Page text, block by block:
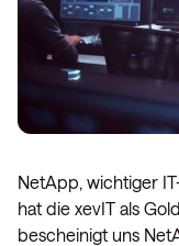
NetApp, wichtiger
hat die xevIT als
bescheinigt uns